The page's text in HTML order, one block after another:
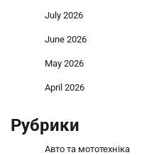
July 2026
June 2026
May 2026
April 2026
Рубрики
Авто та мототехніка